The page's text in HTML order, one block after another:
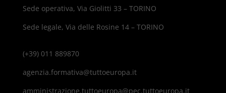
Sede operativa, Via Giolitti 33 – TORINO
Sede legale, Via delle Rosine 14 – TORINO
(+39) 011 889870
agenzia.formativa@tuttoeuropa.it
amministrazione.tuttoeuropa@pec.tuttoeuropa.it